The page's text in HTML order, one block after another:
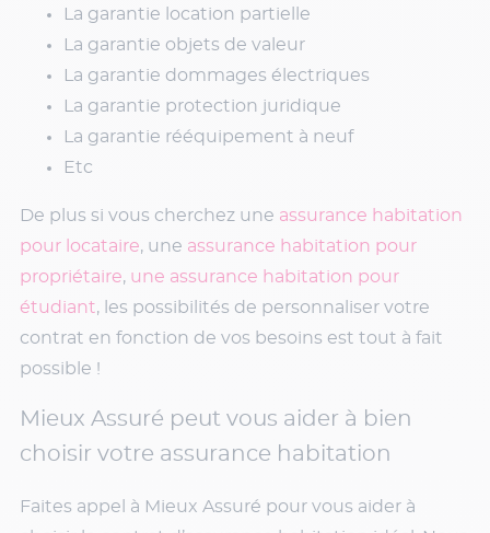
La garantie location partielle
La garantie objets de valeur
La garantie dommages électriques
La garantie protection juridique
La garantie rééquipement à neuf
Etc
De plus si vous cherchez une assurance habitation
pour locataire, une assurance habitation pour
propriétaire, une assurance habitation pour
étudiant, les possibilités de personnaliser votre
contrat en fonction de vos besoins est tout à fait
possible !
Mieux Assuré peut vous aider à bien
choisir votre assurance habitation
Faites appel à Mieux Assuré pour vous aider à